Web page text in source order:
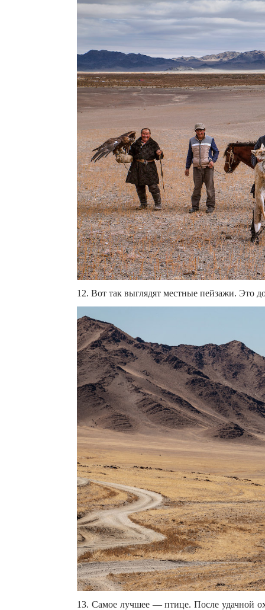
12. Вот так выглядят местные пейзажи. Это
13. Самое лучшее — птице. После удачной